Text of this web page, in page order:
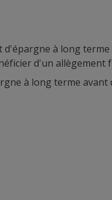
à long
d'un allègement
à long terme